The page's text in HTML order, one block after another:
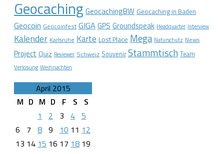
Geocaching GeocachingBW Geocaching in Baden
Geocoin Geocoinfest GIGA GPS Groundspeak Headquarter Interview
Kalender Karlsruhe Karte Lost Place Mega Naturschutz News
Project Quiz Reviewer Schweiz Souvenir Stammtisch Team
Verlosung Weihnachten
April 2015
M D M D F S
S
1
2 3 4 5
6
7 8 9 10 11 12
13 14 15 16 17 18 19